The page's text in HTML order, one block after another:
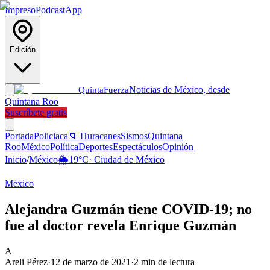
ImpresoPodcastApp
Edición
QuintaFuerzaNoticias de México, desde
Quintana Roo
Suscríbete gratis
PortadaPoliciaca 🌀 HuracanesSismosQuintana
RooMéxicoPolíticaDeportesEspectáculosOpinión
Inicio/México🌦️19°C· Ciudad de México
México
Alejandra Guzmán tiene COVID-19; no
fue al doctor revela Enrique Guzmán
A
Areli Pérez·12 de marzo de 2021 ·2 min de lectura